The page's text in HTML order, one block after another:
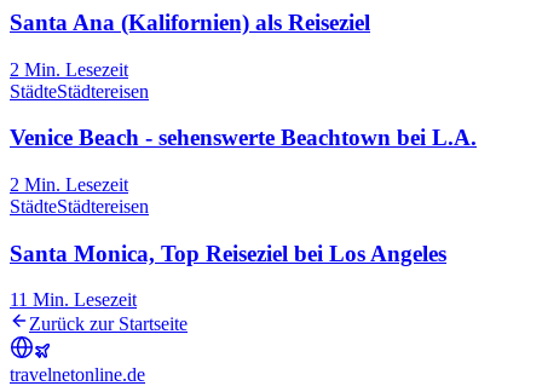
Santa Ana (Kalifornien) als Reiseziel
2 Min. Lesezeit
StädteStädtereisen
Venice Beach - sehenswerte Beachtown bei L.A.
2 Min. Lesezeit
StädteStädtereisen
Santa Monica, Top Reiseziel bei Los Angeles
11 Min. Lesezeit
Zurück zur Startseite
travelnetonline.de